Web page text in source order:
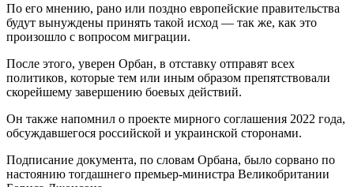
По его мнению, рано или поздно европейские правительства
будут вынуждены принять такой исход — так же, как это
произошло с вопросом миграции.
После этого, уверен Орбан, в отставку отправят всех
политиков, которые тем или иным образом препятствовали
скорейшему завершению боевых действий.
Он также напомнил о проекте мирного соглашения 2022 года,
обсуждавшегося российской и украинской сторонами.
Подписание документа, по словам Орбана, было сорвано по
настоянию тогдашнего премьер-министра Великобритании